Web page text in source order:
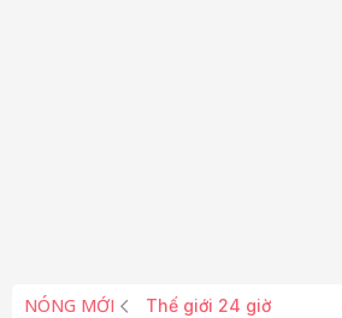
NÓNG MỚI Thế giới 24 giờ